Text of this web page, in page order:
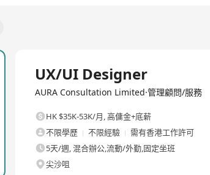
UX/UI Designer
AURA Consultation Limited·管理顧問/服務
HK $35K-53K/月,高傭金+底薪
不限學歷
不限經驗
需有香港工作許可
5天/週, 混合辦公,流動/外勤,固定坐班
尖沙咀